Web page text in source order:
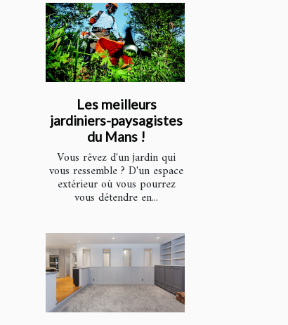
Les meilleurs
jardiniers-paysagistes
du Mans !
Vous rêvez d'un jardin qui
vous ressemble ? D'un espace
extérieur où vous pourrez
vous détendre en...